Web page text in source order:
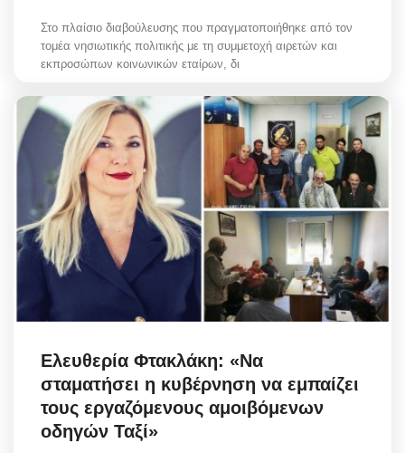
Στο πλαίσιο διαβούλευσης που πραγματοποιήθηκε από τον
τομέα νησιωτικής πολιτικής με τη συμμετοχή αιρετών και
εκπροσώπων κοινωνικών εταίρων, δι
Ελευθερία Φτακλάκη: «Να
σταματήσει η κυβέρνηση να εμπαίζει
τους εργαζόμενους αμοιβόμενων
οδηγών Ταξί»